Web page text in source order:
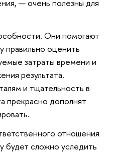
— очень полезны для
Они помогают
оценить
затраты времени и
результата.
и тщательность в
прекрасно дополнят
отношения
сложно уследить